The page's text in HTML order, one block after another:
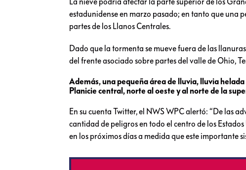
estadunidense en marzo pasado; en tanto que una
partes de los Llanos Centrales.
Dado que la tormenta se mueve fuera de las
del frente asociado sobre partes del valle de Ohio,
Además, una pequeña área de lluvia, lluvia
Planicie central, norte al oeste y al norte de la
En su cuenta Twitter, el NWS WPC alertó: “De las
cantidad de peligros en todo el centro de los
en los próximos días a medida que este importante